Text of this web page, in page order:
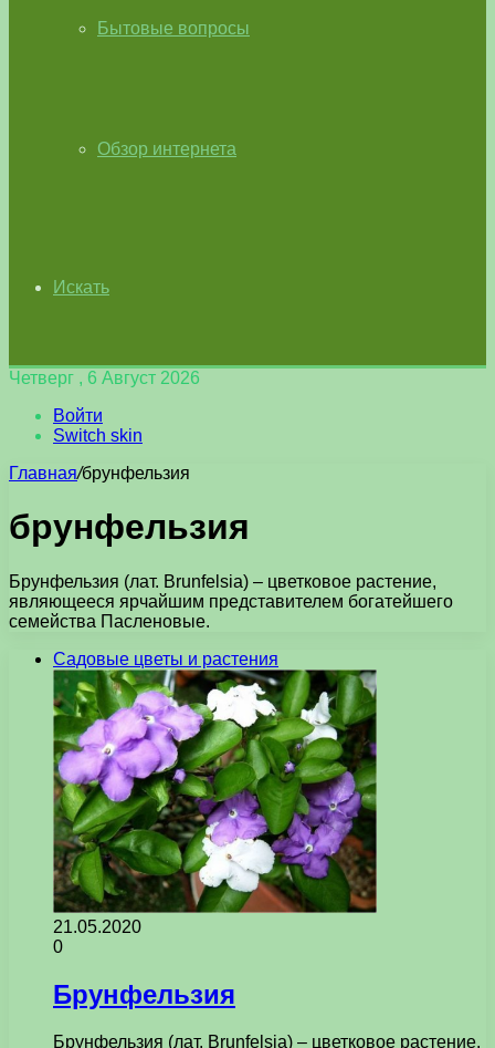
Бытовые вопросы
Обзор интернета
Искать
Четверг , 6 Август 2026
Войти
Switch skin
Главная/брунфельзия
брунфельзия
Брунфельзия (лат. Brunfelsia) – цветковое растение,
являющееся ярчайшим представителем богатейшего
семейства Пасленовые.
Садовые цветы и растения
21.05.2020
0
Брунфельзия
Брунфельзия (лат. Brunfelsia) – цветковое растение,